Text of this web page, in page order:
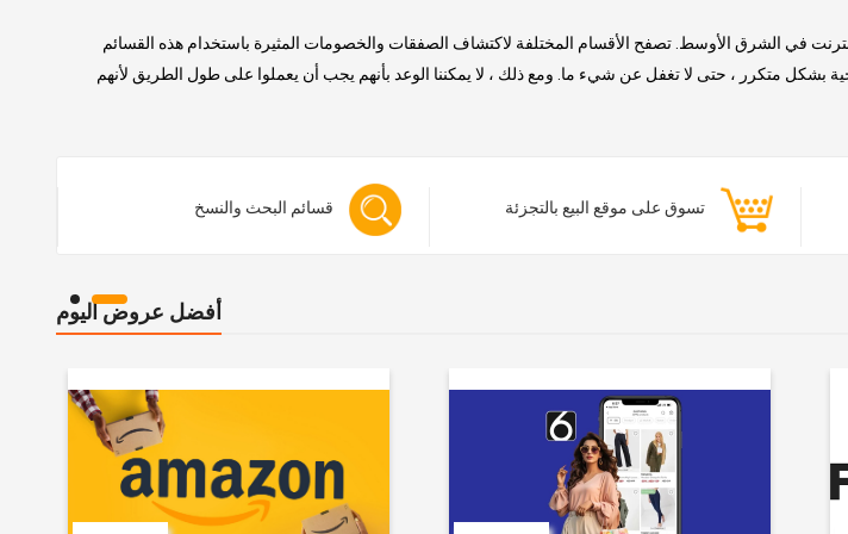
في الشرق الأوسط. تصفح الأقسام المختلفة لاكتشاف الصفقات والخصومات المثيرة باستخدام هذه القسائم
متكرر ، حتى لا تغفل عن شيء ما. ومع ذلك ، لا يمكننا الوعد بأنهم يجب أن يعملوا على طول الطريق لأنهم
قسائم البحث والنسخ تسوق على موقع البيع بالتجزئة
أفضل عروض اليوم